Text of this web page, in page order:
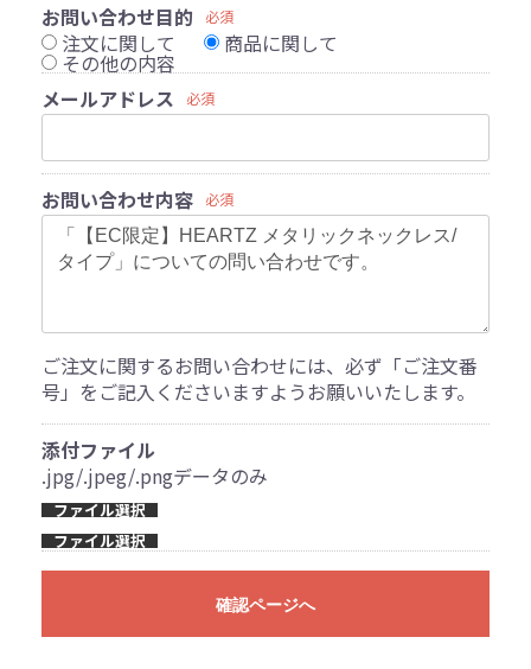
お問い合わせ目的 必須
注文に関して 商品に関して
その他の内容
メールアドレス
必須
お問い合わせ内容 必須
ご注文に関するお問い合わせには、必ず「ご注文番
号」をご記入くださいますようお願いいたします。
添付ファイル
.jpg/.jpeg/.pngデータのみ
ファイル選択
ファイル選択
確認ページへ